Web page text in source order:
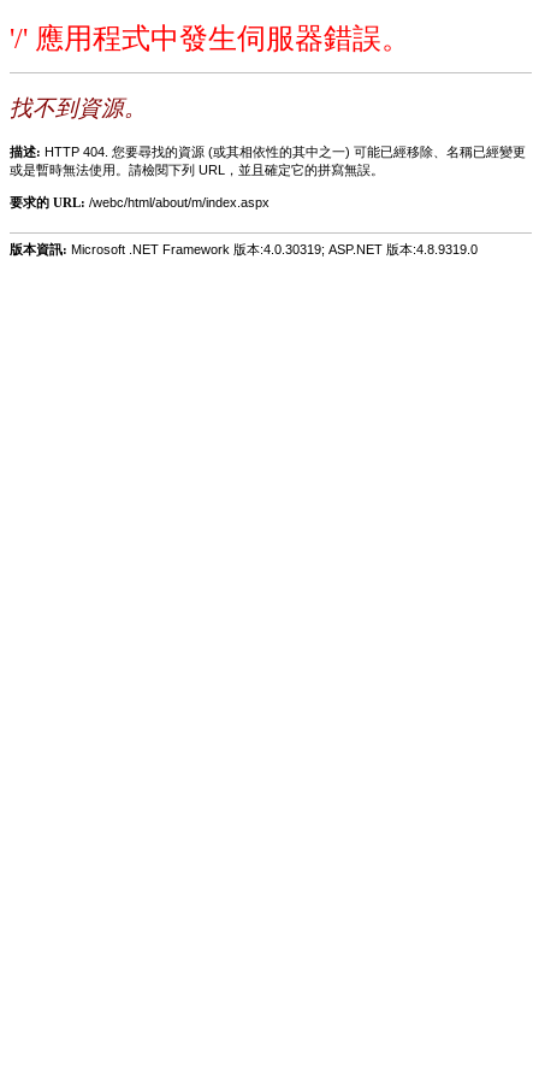
'/' 應用程式中發生伺服器錯誤。
找不到資源。
描述: HTTP 404. 您要尋找的資源 (或其相依性的其中之一) 可能已經移除、名稱已經變更
或是暫時無法使用。請檢閱下列 URL，並且確定它的拼寫無誤。
要求的 URL: /webc/html/about/m/index.aspx
版本資訊: Microsoft .NET Framework 版本:4.0.30319; ASP.NET 版本:4.8.9319.0